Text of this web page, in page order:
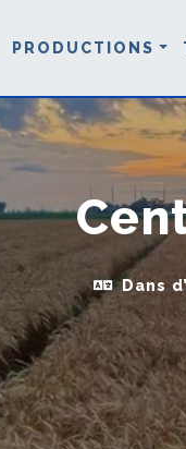
PRODUCTIONS
Dans